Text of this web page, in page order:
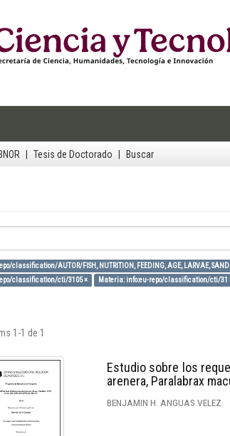
Tesis de Doctorado Buscar
classification/AUTOR/FISH, NUTRITION, FEEDING, AGE, LARVAE, SAND
classification/cti/3105 ×
Materia: info:eu-repo/classification/cti/31
1-1 de 1
Estudio sobre los
arenera, Paralabrax
BENJAMIN H. ANGUAS VELEZ